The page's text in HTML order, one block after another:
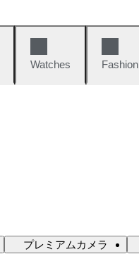
Watches Fashion
プレミアムカメラ